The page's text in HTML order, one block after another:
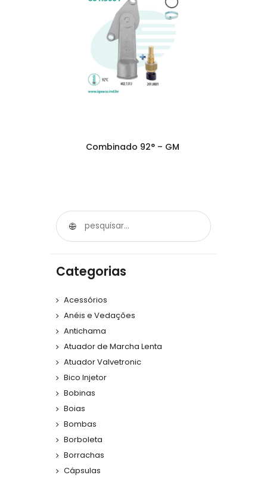
Combinado 92° – GM
Categorias
Acessórios
Anéis e Vedações
Antichama
Atuador de Marcha Lenta
Atuador Valvetronic
Bico Injetor
Bobinas
Boias
Bombas
Borboleta
Borrachas
Cápsulas